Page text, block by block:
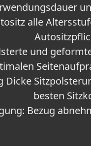
alle
und
Dicke
besten
Bezug